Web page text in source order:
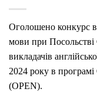
Оголошено конкурс
мови при
викладачів
2024 року в
(OPEN).